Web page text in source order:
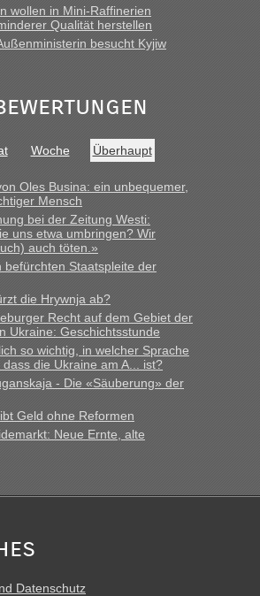
wollen in Mini-Raffinerien
Qualität herstellen
besucht Kyjiw
Woche Überhaupt
Oles Busina: ein unbequemer,
Mensch
bei der Zeitung Westi:
uns etwa umbringen? Wir
auch töten.»
befürchten Staatspleite der
die Hrywnja ab?
Recht auf dem Gebiet der
Ukraine: Geschichtsstunde
so wichtig, in welcher Sprache
die Ukraine am A... ist?
- Die «Säuberung» der
Geld ohne Reformen
Neue Ernte, alte
Datenschutz